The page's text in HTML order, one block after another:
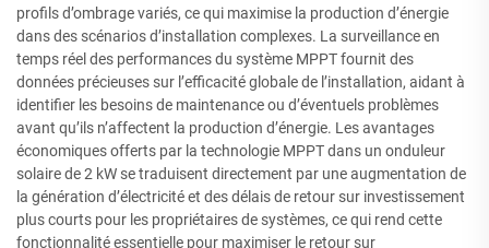
profils d’ombrage variés, ce qui maximise la production d’énergie
dans des scénarios d’installation complexes. La surveillance en
temps réel des performances du système MPPT fournit des
données précieuses sur l’efficacité globale de l’installation, aidant à
identifier les besoins de maintenance ou d’éventuels problèmes
avant qu’ils n’affectent la production d’énergie. Les avantages
économiques offerts par la technologie MPPT dans un onduleur
solaire de 2 kW se traduisent directement par une augmentation de
la génération d’électricité et des délais de retour sur investissement
plus courts pour les propriétaires de systèmes, ce qui rend cette
fonctionnalité essentielle pour maximiser le retour sur